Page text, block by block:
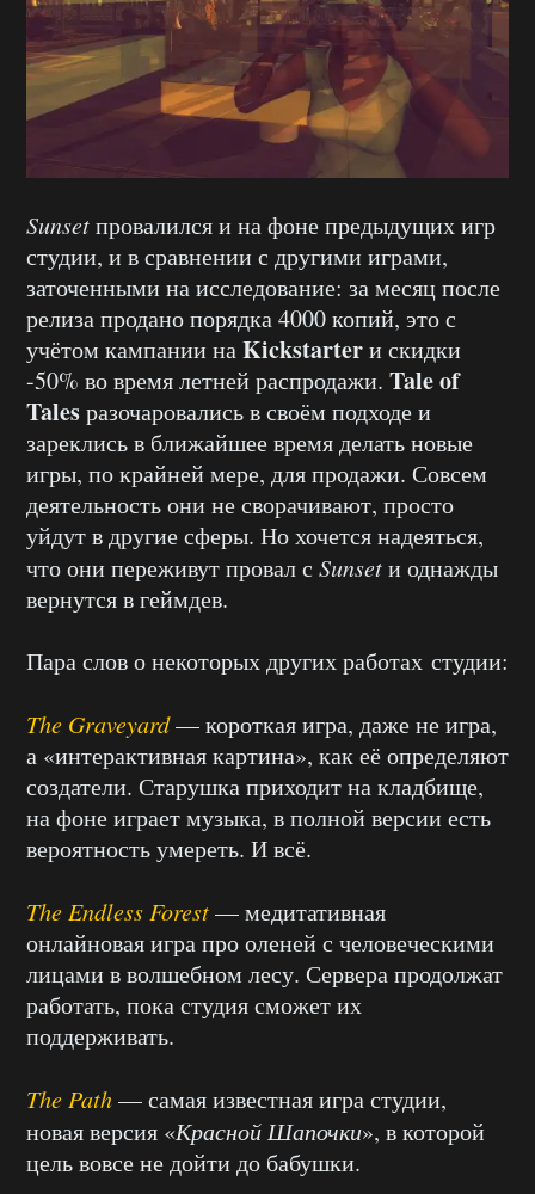
Sunsetпровалился и на фоне предыдущих игр
студии, и в сравнении с другими играми,
заточенными на исследование: за месяц после
релиза продано порядка 4000 копий, это с
учётом кампании наKickstarterи скидки
-50% во время летней распродажи. Tale of
Talesразочаровались в своём подходе и
зареклись в ближайшее время делать новые
игры, по крайней мере, для продажи. Совсем
деятельность они не сворачивают, просто
уйдут в другие сферы. Но хочется надеяться,
что они переживут провал с Sunsetи однажды
вернутся в геймдев.
Пара слов о некоторых других работах студии:
The Graveyard— короткая игра, даже не игра,
а «интерактивная картина», как её определяют
создатели. Старушка приходит на кладбище,
на фоне играет музыка, в полной версии есть
вероятность умереть. И всё.
The Endless Forest— медитативная
онлайновая игра про оленей с человеческими
лицами в волшебном лесу. Сервера продолжат
работать, пока студия сможет их
поддерживать.
The Path— самая известная игра студии,
новая версия «Красной Шапочки», в которой
цель вовсе не дойти до бабушки.